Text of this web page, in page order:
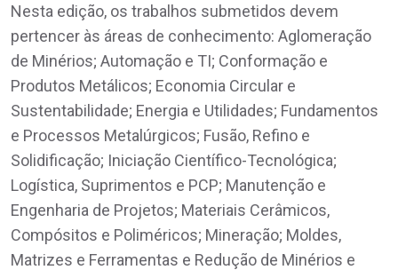
Nesta edição, os trabalhos submetidos devem
pertencer às áreas de conhecimento: Aglomeração
de Minérios; Automação e TI; Conformação e
Produtos Metálicos; Economia Circular e
Sustentabilidade; Energia e Utilidades; Fundamentos
e Processos Metalúrgicos; Fusão, Refino e
Solidificação; Iniciação Científico-Tecnológica;
Logística, Suprimentos e PCP; Manutenção e
Engenharia de Projetos; Materiais Cerâmicos,
Compósitos e Poliméricos; Mineração; Moldes,
Matrizes e Ferramentas e Redução de Minérios e